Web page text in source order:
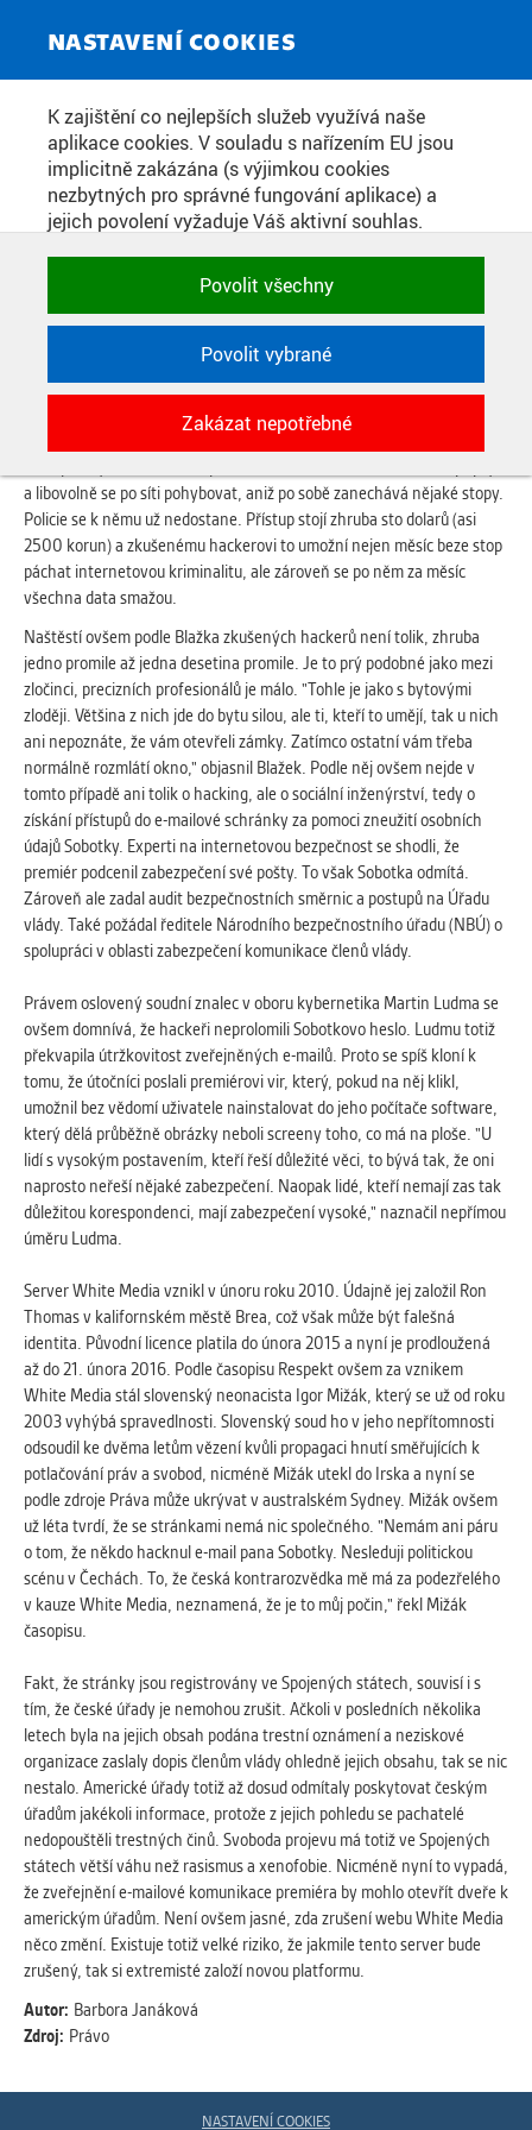
NASTAVENÍ COOKIES
K zajištění co nejlepších služeb využívá naše
aplikace cookies. V souladu s nařízením EU jsou
implicitně zakázána (s výjimkou cookies
nezbytných pro správné fungování aplikace) a
jejich povolení vyžaduje Váš aktivní souhlas.
zakázat, případně vybrat a povolit cookies podle
kategorie. Svoje rozhodnutí můžete samozřejmě
kdykoli změnit.
POTŘEBNÉ
Technické cookies využívané aplikacemi
ČVUT pro uchování jejich nastavení,
vlastností a identifikátorů relace. Jsou
nezbytné pro správné fungování a jsou
vždy aktivní.
ANALYTICKÉ
Slouží pro získávání anonymizovaných
statistických údajů, které nám pomáhají
vylepšovat naše aplikace. Zpravidla jde o
cookies systémů třetích stran, které k
těmto účelům využíváme.
MARKETINGOVÉ
Využívané za účelem zobrazení
správných nabídek a cílení obsahu podle
Vašich preferencí. Zpravidla jde o
cookies systémů třetích stran, které nám
s analýzou uživatelského chování
OSTATNÍ
Cookies, které aplikace nedokáže zařadit.
Naším cílem je, aby tato kategorie
zůstala prázdná a všechny cookies byly
přiřazeny do některé z kategorií
uvedených výše.
Povolit všechny
Povolit vybrané
Zakázat nepotřebné
ZPRAVODAJSKÝ SERVIS
POLICIE JE NECHYTÍ, MYSLÍ SI O
HACKERECH ODBORNÍCI
Datum zveřejnění:12. 1. 2016
Pachatele, kteří vykradli soukromý e-mail premiéru Bohuslavu
Sobotkovi (ČSSD) a napadli jeho twitterový účet, policie nikdy nechytí.
pachatelé zkušení a vědí, co činí, jsou šance minimální," řekl Právu
například Zdeněk Blažek z Fakulty informačních technologiíČeského
vysokého učení technického. Podle Blažka totiž není nijak těžké si
objednat proxy server někde v nějaké exotické zemi, který
a libovolně se po síti pohybovat, aniž po sobě zanechává nějaké stopy.
Policie se k němu už nedostane. Přístup stojí zhruba sto dolarů (asi
2500 korun) a zkušenému hackerovi to umožní nejen měsíc beze stop
páchat internetovou kriminalitu, ale zároveň se po něm za měsíc
všechna data smažou.
Naštěstí ovšem podle Blažka zkušených hackerů není tolik, zhruba
jedno promile až jedna desetina promile. Je to prý podobné jako mezi
zločinci, precizních profesionálů je málo. "Tohle je jako s bytovými
zloději. Většina z nich jde do bytu silou, ale ti, kteří to umějí, tak u nich
ani nepoznáte, že vám otevřeli zámky. Zatímco ostatní vám třeba
normálně rozmlátí okno," objasnil Blažek. Podle něj ovšem nejde v
tomto případě ani tolik o hacking, ale o sociální inženýrství, tedy o
získání přístupů do e-mailové schránky za pomoci zneužití osobních
údajů Sobotky. Experti na internetovou bezpečnost se shodli, že
premiér podcenil zabezpečení své pošty. To však Sobotka odmítá.
Zároveň ale zadal audit bezpečnostních směrnic a postupů na Úřadu
vlády. Také požádal ředitele Národního bezpečnostního úřadu (NBÚ) o
spolupráci v oblasti zabezpečení komunikace členů vlády.
Právem oslovený soudní znalec v oboru kybernetika Martin Ludma se
ovšem domnívá, že hackeři neprolomili Sobotkovo heslo. Ludmu totiž
překvapila útržkovitost zveřejněných e-mailů. Proto se spíš kloní k
tomu, že útočníci poslali premiérovi vir, který, pokud na něj klikl,
umožnil bez vědomí uživatele nainstalovat do jeho počítače software,
který dělá průběžně obrázky neboli screeny toho, co má na ploše. "U
lidí s vysokým postavením, kteří řeší důležité věci, to bývá tak, že oni
naprosto neřeší nějaké zabezpečení. Naopak lidé, kteří nemají zas tak
důležitou korespondenci, mají zabezpečení vysoké," naznačil nepřímou
úměru Ludma.
Server White Media vznikl v únoru roku 2010. Údajně jej založil Ron
Thomas v kalifornském městě Brea, což však může být falešná
identita. Původní licence platila do února 2015 a nyní je prodloužená
až do 21. února 2016. Podle časopisu Respekt ovšem za vznikem
White Media stál slovenský neonacista Igor Mižák, který se už od roku
2003 vyhýbá spravedlnosti. Slovenský soud ho v jeho nepřítomnosti
odsoudil ke dvěma letům vězení kvůli propagaci hnutí směřujících k
potlačování práv a svobod, nicméně Mižák utekl do Irska a nyní se
podle zdroje Práva může ukrývat v australském Sydney. Mižák ovšem
už léta tvrdí, že se stránkami nemá nic společného. "Nemám ani páru
o tom, že někdo hacknul e-mail pana Sobotky. Nesleduji politickou
scénu v Čechách. To, že česká kontrarozvědka mě má za podezřelého
v kauze White Media, neznamená, že je to můj počin," řekl Mižák
časopisu.
Fakt, že stránky jsou registrovány ve Spojených státech, souvisí i s
tím, že české úřady je nemohou zrušit. Ačkoli v posledních několika
letech byla na jejich obsah podána trestní oznámení a neziskové
organizace zaslaly dopis členům vlády ohledně jejich obsahu, tak se nic
nestalo. Americké úřady totiž až dosud odmítaly poskytovat českým
úřadům jakékoli informace, protože z jejich pohledu se pachatelé
nedopouštěli trestných činů. Svoboda projevu má totiž ve Spojených
státech větší váhu než rasismus a xenofobie. Nicméně nyní to vypadá,
že zveřejnění e-mailové komunikace premiéra by mohlo otevřít dveře k
americkým úřadům. Není ovšem jasné, zda zrušení webu White Media
něco změní. Existuje totiž velké riziko, že jakmile tento server bude
zrušený, tak si extremisté založí novou platformu.
Autor: Barbora Janáková
Zdroj: Právo
NASTAVENÍ COOKIES